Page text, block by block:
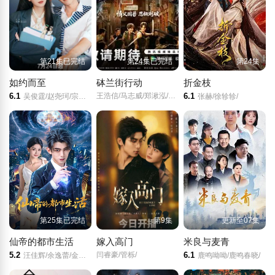
第21集已完结
如约而至
6.1 吴俊霆/赵尧珂/宗元圆/高晓攀/李行亮/吴莫愁/辉子/王心怡/熊汝霖/孙一杰/曲羿成/王予/王旭东/高姝瑶/许纯/李泽宇/蔡淇/
第24集已完结
砵兰街行动
王浩信/马志威/郑湫泓/刘尚麟/
第24集
折金枝
6.1 张赫/徐轸轸/
第25集已完结
仙帝的都市生活
5.2 汪佳辉/余逸蕾/金锦灿/王金柱/
第9集
嫁入高门
闫睿豪/管栎/
更新至07集
米良与麦青
6.1 鹿鸣呦呦/鹿鸣春晓/